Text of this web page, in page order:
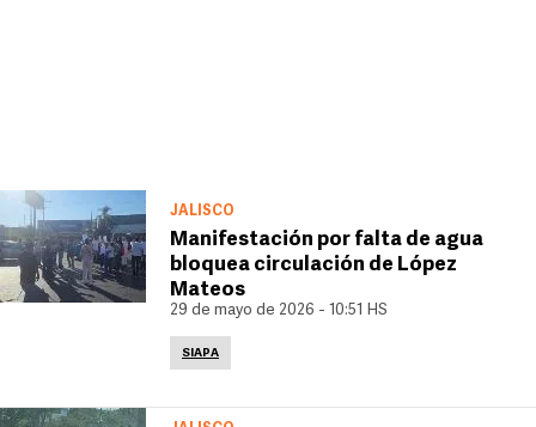
JALISCO
Manifestación por falta de agua
bloquea circulación de López
Mateos
29 de mayo de 2026 - 10:51 HS
SIAPA